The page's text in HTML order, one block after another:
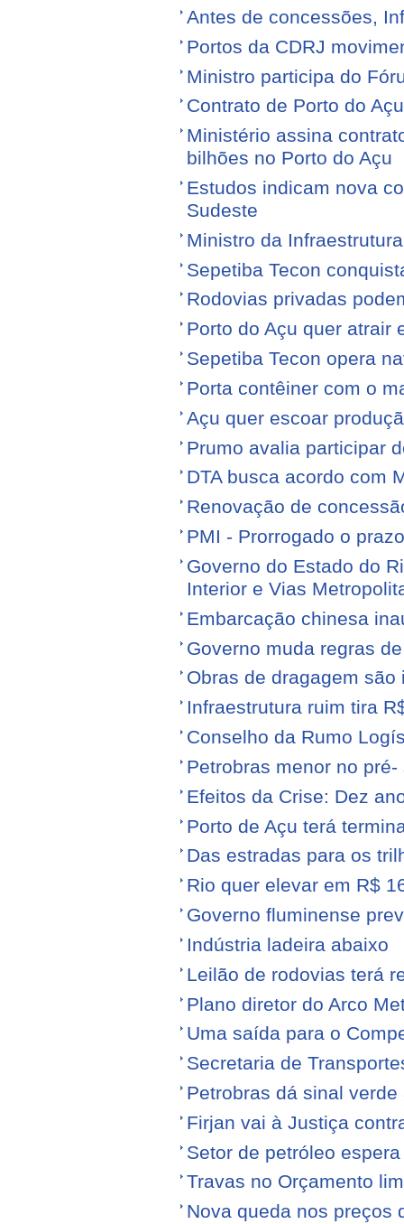
Antes de concessões,
Portos da CDRJ
Ministro participa do
Contrato de Porto do
Ministério assina
bilhões no Porto do Açu
Estudos indicam nova
Sudeste
Ministro da
Sepetiba Tecon
Rodovias privadas
Porto do Açu quer atrair
Sepetiba Tecon opera
Porta contêiner com o
Açu quer escoar
Prumo avalia participar
DTA busca acordo com
Renovação de
PMI - Prorrogado o
Governo do Estado do
Interior e Vias
Embarcação chinesa
Governo muda regras
Obras de dragagem
Infraestrutura ruim tira
Conselho da Rumo
Petrobras menor no pré-
Efeitos da Crise: Dez
Porto de Açu terá
Das estradas para os
Rio quer elevar em R$
Governo fluminense
Indústria ladeira abaixo
Leilão de rodovias terá
Plano diretor do Arco
Uma saída para o
Secretaria de
Petrobras dá sinal
Firjan vai à Justiça
Setor de petróleo
Travas no Orçamento
Nova queda nos preços